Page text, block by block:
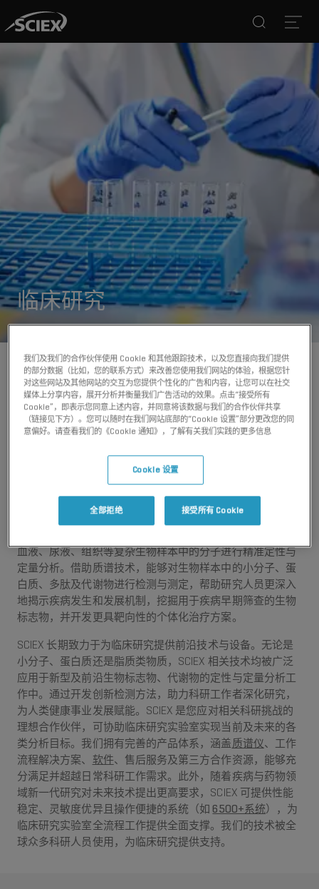
临床研究
应用 临床质谱 临床研究
临床与转化研究
质谱（MS）是一项极具应用价值的分析技术，在临床研究中
血液、尿液、组织等复杂生物样本中的分子进行精准定性与
定量分析。借助质谱技术，能够对生物样本中的小分子、蛋
白质、多肽及代谢物进行检测与测定，帮助研究人员更深入
地揭示疾病发生和发展机制，挖掘用于疾病早期筛查的生物
标志物，并开发更具靶向性的个体化治疗方案。
SCIEX 长期致力于为临床研究提供前沿技术与设备。无论是
小分子、蛋白质还是脂质类物质，SCIEX 相关技术均被广泛
应用于新型及前沿生物标志物、代谢物的定性与定量分析工
作中。通过开发创新检测方法，助力科研工作者深化研究，
为人类健康事业发展赋能。SCIEX 是您应对相关科研挑战的
理想合作伙伴，可协助临床研究实验室实现当前及未来的各
类分析目标。我们拥有完善的产品体系，涵盖质谱仪、工作
流程解决方案、 软件、售后服务及第三方合作资源，能够充
分满足并超越日常科研工作需求。此外，随着疾病与药物领
域新一代研究对未来技术提出更高要求，SCIEX 可提供性能
稳定、灵敏度优异且操作便捷的系统（如 6500+系统），为
临床研究实验室全流程工作提供全面支撑。我们的技术被全
球众多科研人员使用，为临床研究提供支持。
我们及我们的合作伙伴使用 Cookie 和其他跟踪技术，以及您直接向我们提供
的部分数据（比如，您的联系方式）来改善您使用我们网站的体验，根据您针
对这些网站及其他网站的交互为您提供个性化的广告和内容，让您可以在社交
媒体上分享内容，展开分析并衡量我们广告活动的效果。点击“接受所有
Cookie”，即表示您同意上述内容，并同意将该数据与我们的合作伙伴共享
（链接见下方）。您可以随时在我们网站底部的“Cookie 设置”部分更改您的同
意偏好。请查看我们的《Cookie 通知》，了解有关我们实践的更多信息
Cookie 设置
全部拒绝 接受所有 Cookie